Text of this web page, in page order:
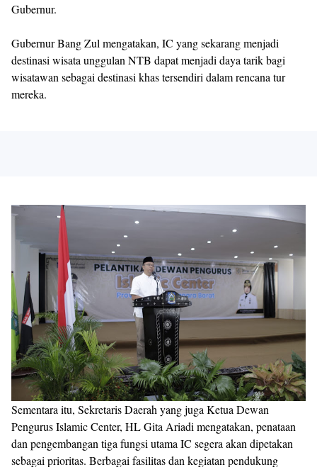
Gubernur.
Gubernur Bang Zul mengatakan, IC yang sekarang menjadi
destinasi wisata unggulan NTB dapat menjadi daya tarik bagi
wisatawan sebagai destinasi khas tersendiri dalam rencana tur
mereka.
Sementara itu, Sekretaris Daerah yang juga Ketua Dewan
Pengurus Islamic Center, HL Gita Ariadi mengatakan, penataan
dan pengembangan tiga fungsi utama IC segera akan dipetakan
sebagai prioritas. Berbagai fasilitas dan kegiatan pendukung